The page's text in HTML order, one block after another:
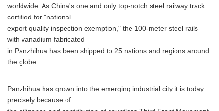
worldwide. As China's one and only top-notch steel railway track
certified for "national
export quality inspection exemption," the 100-meter steel rails
with vanadium fabricated
in Panzhihua has been shipped to 25 nations and regions around
the globe.
Panzhihua has grown into the emerging industrial city it is today
precisely because of